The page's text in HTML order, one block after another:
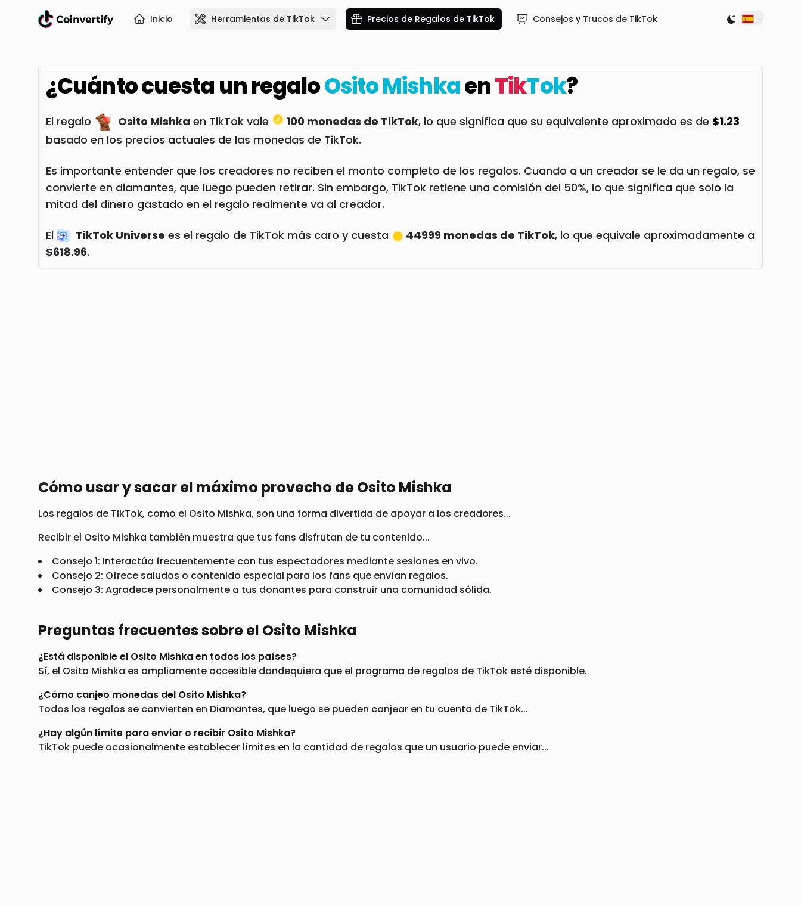
Inicio Herramientas de TikTok Precios de Regalos de TikTok Consejos y Trucos de TikTok Switch to
¿Cuánto cuesta un regaloOsito MishkaenTikTok?
El regalo Osito Mishka en TikTok vale 100 monedas de TikTok, lo que significa que su equivalente aproximado es de $1.23
basado en los precios actuales de las monedas de TikTok.
Es importante entender que los creadores no reciben el monto completo de los regalos. Cuando a un creador se le da un regalo, se
convierte en diamantes, que luego pueden retirar. Sin embargo, TikTok retiene una comisión del 50%, lo que significa que solo la
mitad del dinero gastado en el regalo realmente va al creador.
El TikTok Universe es el regalo de TikTok más caro y cuesta 44999 monedas de TikTok, lo que equivale aproximadamente a
$618.96.
Cómo usar y sacar el máximo provecho de Osito Mishka
Los regalos de TikTok, como el Osito Mishka, son una forma divertida de apoyar a los creadores...
Recibir el Osito Mishka también muestra que tus fans disfrutan de tu contenido...
Consejo 1: Interactúa frecuentemente con tus espectadores mediante sesiones en vivo.
Consejo 2: Ofrece saludos o contenido especial para los fans que envían regalos.
Consejo 3: Agradece personalmente a tus donantes para construir una comunidad sólida.
Preguntas frecuentes sobre el Osito Mishka
¿Está disponible el Osito Mishka en todos los países?
Sí, el Osito Mishka es ampliamente accesible dondequiera que el programa de regalos de TikTok esté disponible.
¿Cómo canjeo monedas del Osito Mishka?
Todos los regalos se convierten en Diamantes, que luego se pueden canjear en tu cuenta de TikTok...
¿Hay algún límite para enviar o recibir Osito Mishka?
TikTok puede ocasionalmente establecer límites en la cantidad de regalos que un usuario puede enviar...